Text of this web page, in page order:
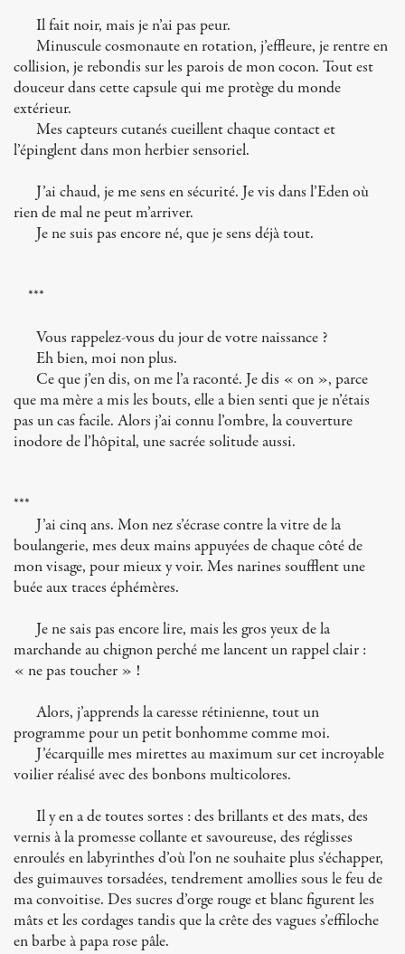
Il fait noir, mais je n’ai pas peur.
Minuscule cosmonaute en rotation, j’effleure, je rentre en
collision, je rebondis sur les parois de mon cocon. Tout est
douceur dans cette capsule qui me protège du monde
extérieur.
Mes capteurs cutanés cueillent chaque contact et
l’épinglent dans mon herbier sensoriel.
J’ai chaud, je me sens en sécurité. Je vis dans l’Eden où
rien de mal ne peut m’arriver.
Je ne suis pas encore né, que je sens déjà tout.
***
Vous rappelez-vous du jour de votre naissance ?
Eh bien, moi non plus.
Ce que j’en dis, on me l’a raconté. Je dis « on », parce
que ma mère a mis les bouts, elle a bien senti que je n’étais
pas un cas facile. Alors j’ai connu l’ombre, la couverture
inodore de l’hôpital, une sacrée solitude aussi.
***
J’ai cinq ans. Mon nez s’écrase contre la vitre de la
boulangerie, mes deux mains appuyées de chaque côté de
mon visage, pour mieux y voir. Mes narines soufflent une
buée aux traces éphémères.
Je ne sais pas encore lire, mais les gros yeux de la
marchande au chignon perché me lancent un rappel clair :
« ne pas toucher » !
Alors, j’apprends la caresse rétinienne, tout un
programme pour un petit bonhomme comme moi.
J’écarquille mes mirettes au maximum sur cet incroyable
voilier réalisé avec des bonbons multicolores.
Il y en a de toutes sortes : des brillants et des mats, des
vernis à la promesse collante et savoureuse, des réglisses
enroulés en labyrinthes d’où l’on ne souhaite plus s’échapper,
des guimauves torsadées, tendrement amollies sous le feu de
ma convoitise. Des sucres d’orge rouge et blanc figurent les
mâts et les cordages tandis que la crête des vagues s’effiloche
en barbe à papa rose pâle.